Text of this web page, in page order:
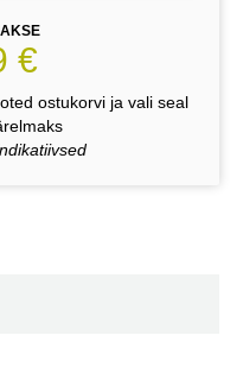
€
ostukorvi ja vali seal